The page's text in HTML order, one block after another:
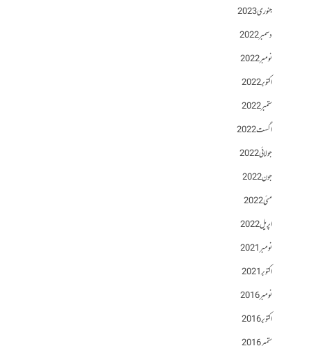
جنوری 2023
دسمبر 2022
نومبر 2022
اکتوبر 2022
ستمبر 2022
اگست 2022
جولائی 2022
جون 2022
مئی 2022
اپریل 2022
نومبر 2021
اکتوبر 2021
نومبر 2016
اکتوبر 2016